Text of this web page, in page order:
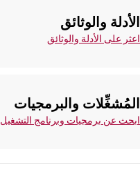
الأدلة والوثائق
اعثر على الأدلة والوثائق
المُشغِّلات والبرمجيات
ابحث عن برمجيات وبرنامج التشغيل